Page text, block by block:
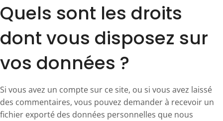
Quels sont les droits
dont vous disposez sur
vos données ?
Si vous avez un compte sur ce site, ou si vous avez laissé
des commentaires, vous pouvez demander à recevoir un
fichier exporté des données personnelles que nous